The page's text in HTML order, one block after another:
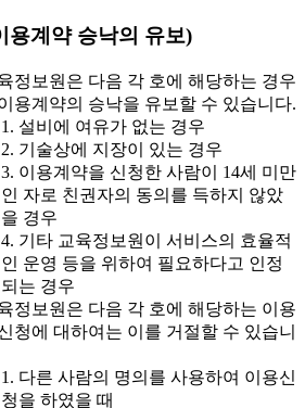
용계약 승낙의 유보)
정보원은 다음 각 호에 해당하는 경우
용계약의 승낙을 유보할 수 있습니다.
1. 설비에 여유가 없는 경우
2. 기술상에 지장이 있는 경우
3. 이용계약을 신청한 사람이 14세 미만
인 자로 친권자의 동의를 득하지 않았
을 경우
4. 기타 교육정보원이 서비스의 효율적
인 운영 등을 위하여 필요하다고 인정
되는 경우
정보원은 다음 각 호에 해당하는 이용
청에 대하여는 이를 거절할 수 있습니
1. 다른 사람의 명의를 사용하여 이용신
청을 하였을 때